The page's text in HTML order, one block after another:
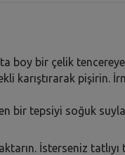
boy bir çelik
karıştırarak pişirin.
bir tepsiyi soğuk suyla
aktarın. İsterseniz